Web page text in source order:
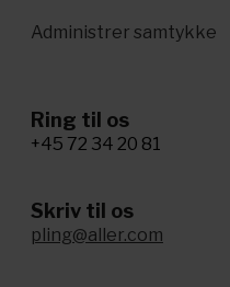
Administrer samtykke
Ring til os
+45 72 34 20 81
Skriv til os
pling@aller.com